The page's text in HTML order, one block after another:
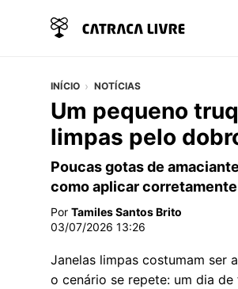
INÍCIO NOTÍCIAS
Um pequeno
limpas pelo
Poucas gotas de
como aplicar corretamente
Por Tamiles Santos Brito
03/07/2026 13:26
Janelas limpas costumam ser
o cenário se repete: um dia